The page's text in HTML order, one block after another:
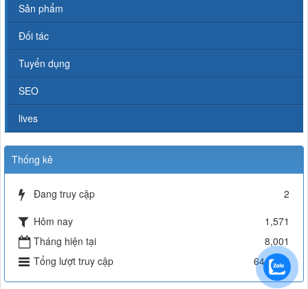
Sản phẩm
Đối tác
Tuyển dụng
SEO
lives
Thống kê
Đang truy cập
2
Hôm nay
1,571
Tháng hiện tại
8,001
Tổng lượt truy cập
644,832